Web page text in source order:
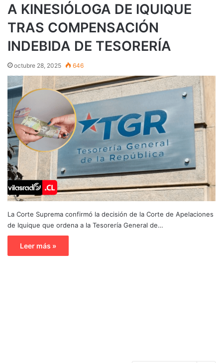
A KINESIÓLOGA DE IQUIQUE
TRAS COMPENSACIÓN
INDEBIDA DE TESORERÍA
octubre 28, 2025 646
La Corte Suprema confirmó la decisión de la Corte de Apelaciones
de Iquique que ordena a la Tesorería General de…
Leer más »